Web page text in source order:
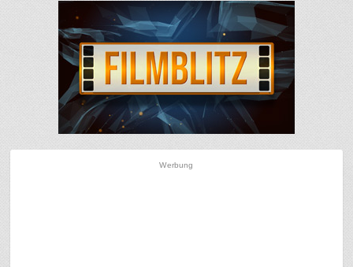
Werbung